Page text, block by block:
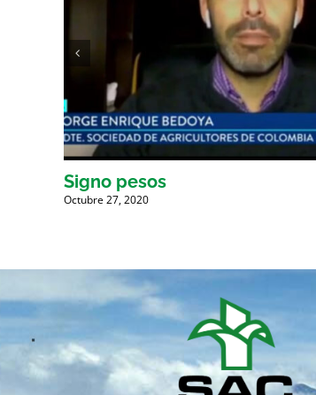
Signo pesos
Octubre 27, 2020